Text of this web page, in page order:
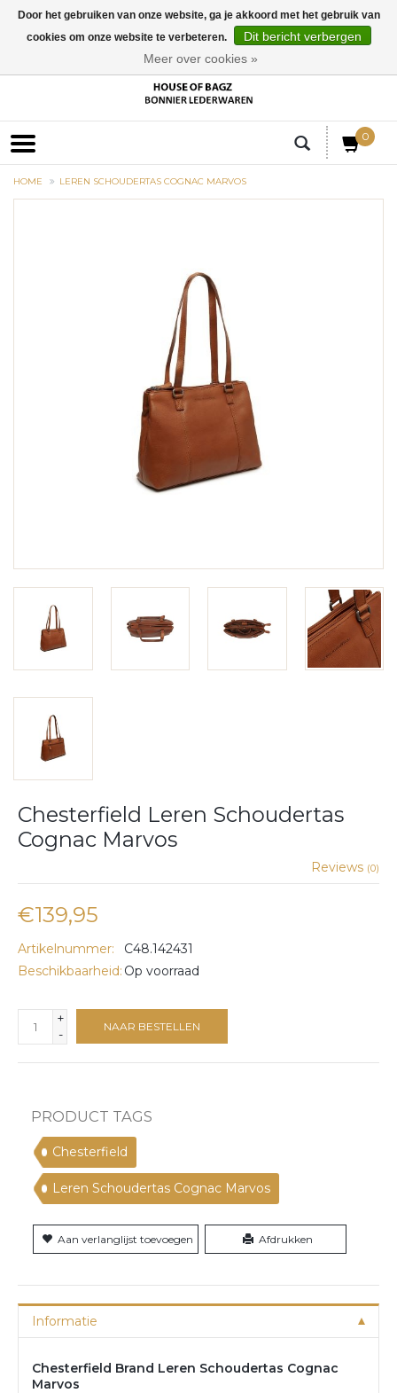
0
HOME LEREN SCHOUDERTAS COGNAC MARVOS
Chesterfield Leren Schoudertas
Cognac Marvos
Reviews (0)
€139,95
Artikelnummer:
C48.142431
Beschikbaarheid: Op voorraad
+
-
NAAR BESTELLEN
PRODUCT TAGS
Chesterfield
Leren Schoudertas Cognac Marvos
Aan verlanglijst toevoegen Afdrukken
Informatie
Chesterfield Brand Leren Schoudertas Cognac
Marvos
Door het gebruiken van onze website, ga je akkoord met het gebruik van
cookies om onze website te verbeteren.
Dit bericht verbergen
Meer over cookies »